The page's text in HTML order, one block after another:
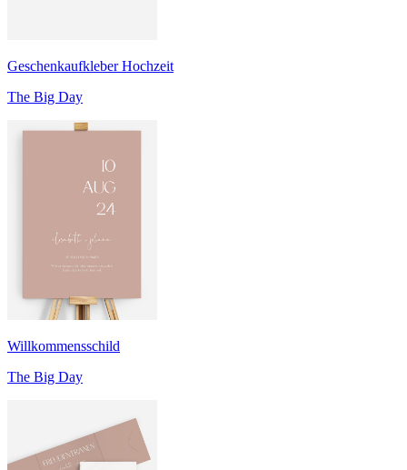
Geschenkaufkleber Hochzeit
The Big Day
Willkommensschild
The Big Day